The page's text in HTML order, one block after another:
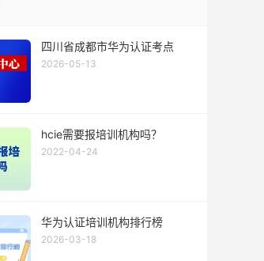
四川省成都市华为认证考点
2026-05-13
hcie需要报培训机构吗？
2022-04-24
华为认证培训机构排行榜
2026-03-18